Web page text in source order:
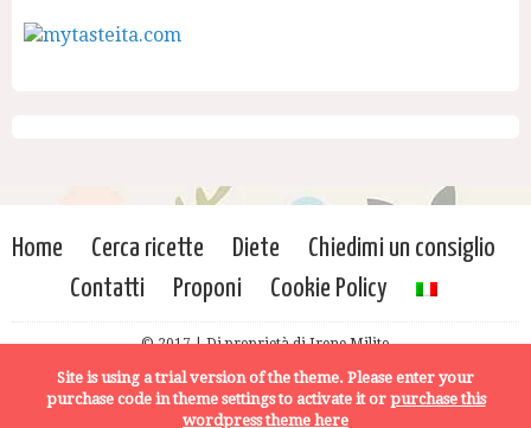
Home Cerca ricette Diete
Chiedimi un consiglio
Contatti
Proponi Cookie Policy
© 2017 | Di proprietà di Irene Milito
Site is using a trial version of the theme. Please enter your
purchase code in theme settings to activate it or purchase this
wordpress theme here